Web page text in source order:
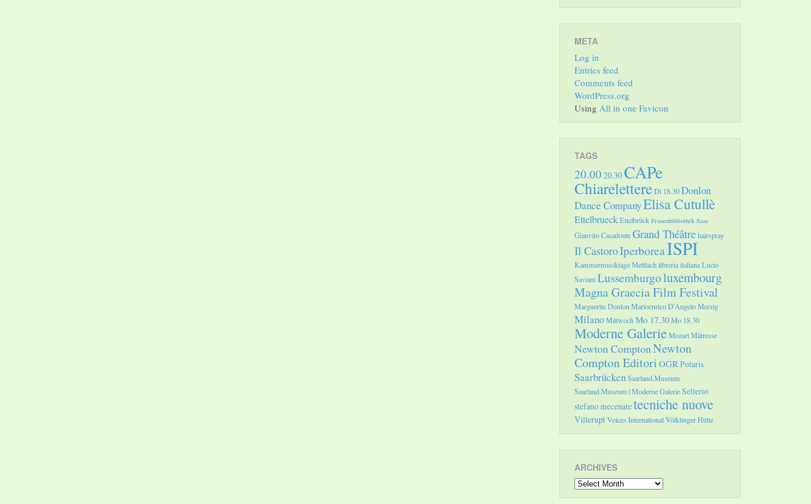
META
Log in
Entries feed
Comments feed
WordPress.org
Using All in one Favicon
TAGS
20.00 20.30CAPe
ChiarelettereDi 18.30Donlon
Dance CompanyElisa Cutullè
EttelbrueckEttelbrück Frauenbibliothek Saar
Gianvito CasadonteGrand Théâtrehairspray
Il CastoroIperboreaISPI
Kammermusiktage Mettlachlibreria italianaLucio
SavianiLussemburgoluxembourg
Magna Graecia Film Festival
Marguerite DonlonMarioenrico D'AngeloMerzig
MilanoMittwochMo 17.30Mo 18.30
Moderne GalerieMozartMätresse
Newton ComptonNewton
Compton Editori OGRPolaris
SaarbrückenSaarland.Museum
Saarland.Museum | Moderne GalerieSellerio
stefano mecenatetecniche nuove
VilleruptVoices InternationalVölklinger Hütte
ARCHIVES
Archives